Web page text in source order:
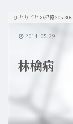
林檎病
ひとりごとの記憶20s-30s
2014.05.29